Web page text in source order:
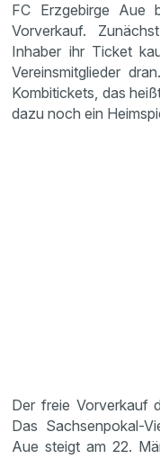
FC Erzgebirge Aue
Vorverkauf.
Inhaber ihr Ticket
Vereinsmitglieder
Kombitickets, das
dazu noch ein
Der freie Vorverkauf
Das Sachsenpokal-
Aue steigt am 22.